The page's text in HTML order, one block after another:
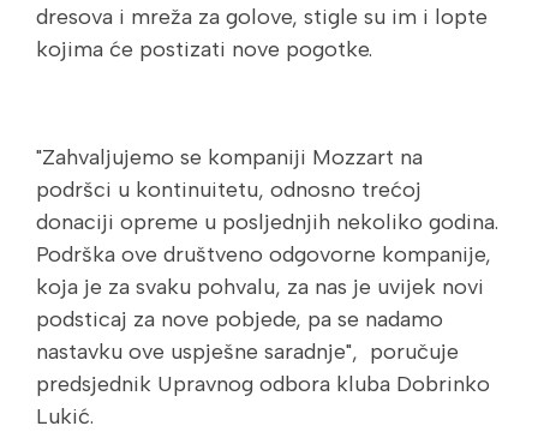
dresova i mreža za golove, stigle su im i lopte
kojima će postizati nove pogotke.
"Zahvaljujemo se kompaniji Mozzart na
podršci u kontinuitetu, odnosno trećoj
donaciji opreme u posljednjih nekoliko godina.
Podrška ove društveno odgovorne kompanije,
koja je za svaku pohvalu, za nas je uvijek novi
podsticaj za nove pobjede, pa se nadamo
nastavku ove uspješne saradnje", poručuje
predsjednik Upravnog odbora kluba Dobrinko
Lukić.